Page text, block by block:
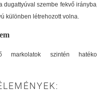
dugattyúval szembe fekvő
különben létrehozott volna.
markolatok szintén